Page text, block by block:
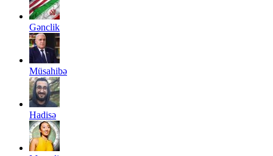
Gənclik
Müsahibə
Hadisə